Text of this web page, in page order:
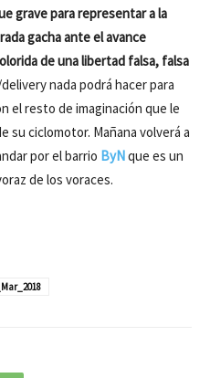
grave para representar a la
gacha ante el avance
de una libertad falsa, falsa
nada podrá hacer para
el resto de imaginación que le
su ciclomotor. Mañana volverá a
por el barrio ByNque es un
de los voraces.